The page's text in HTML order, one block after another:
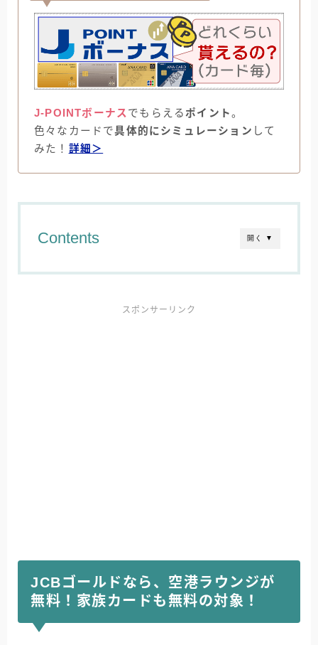
J-POINTボーナス でもらえるポイント。
色々なカードで具体的にシミュレーション して
みた！ 詳細＞
開く ▼
Contents
スポンサーリンク
JCBゴールドなら、空港ラウンジが
無料！家族カードも無料の対象！